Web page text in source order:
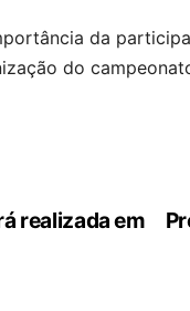
da
do
realizada em